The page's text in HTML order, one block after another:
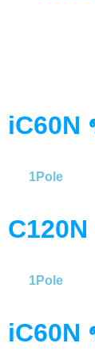
iC60N
1Pole
1Pole
iC60N